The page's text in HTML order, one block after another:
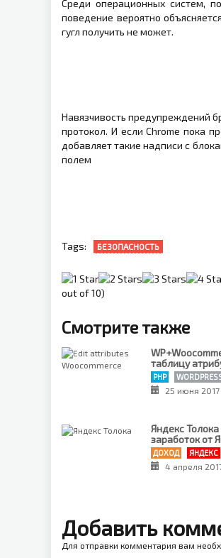
Среди операционных систем,
поведение вероятно
гугл получить не может.
Навязчивость предупреждений
протокол. И если Chrome пока
добавляет такие надписи с
полем
Tags: БЕЗОПАСНОСТЬ
out of 10)
Смотрите также
таблицу
PHP
25 июня 2017
Яндекс
заработок от
ДОХОД ЯНДЕКС
4 апреля
Добавить
Для отправки комментария вам